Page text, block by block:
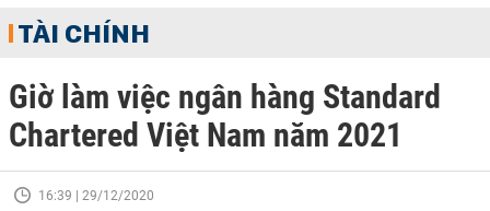
TÀI CHÍNH
Giờ làm việc ngân hàng Standard
Chartered Việt Nam năm 2021
16:39 | 29/12/2020